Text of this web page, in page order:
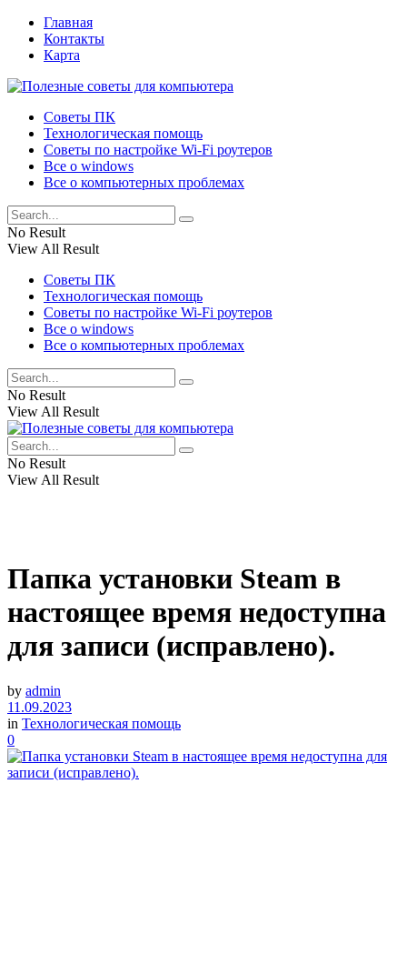
Главная
Контакты
Карта
Советы ПК
Технологическая помощь
Советы по настройке Wi-Fi роутеров
Все о windows
Все о компьютерных проблемах
No Result
View All Result
Советы ПК
Технологическая помощь
Советы по настройке Wi-Fi роутеров
Все о windows
Все о компьютерных проблемах
No Result
View All Result
No Result
View All Result
Папка установки Steam в
настоящее время недоступна
для записи (исправлено).
by admin
11.09.2023
in Технологическая помощь
0